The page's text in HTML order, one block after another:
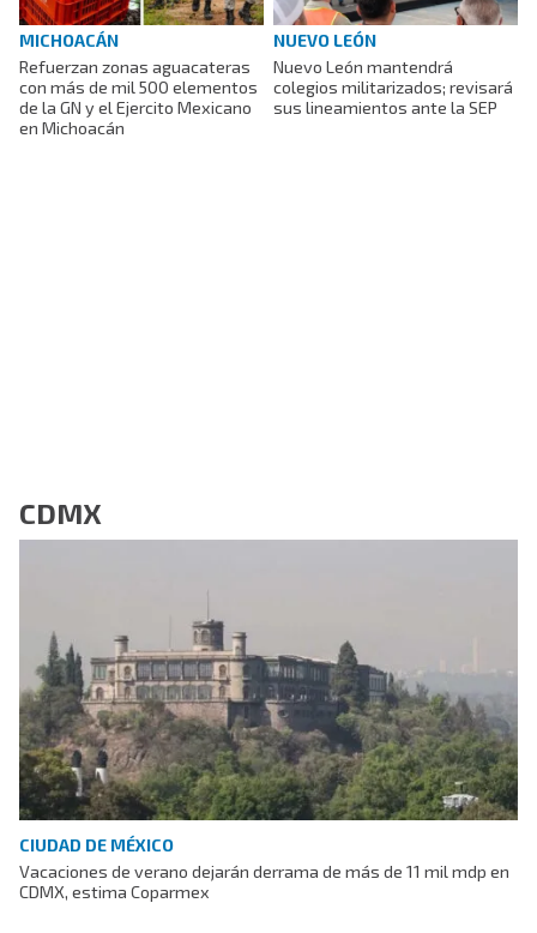
MICHOACÁN
Refuerzan zonas aguacateras
con más de mil 500 elementos
de la GN y el Ejercito Mexicano
en Michoacán
NUEVO LEÓN
Nuevo León mantendrá
colegios militarizados; revisará
sus lineamientos ante la SEP
CDMX
CIUDAD DE MÉXICO
Vacaciones de verano dejarán derrama de más de 11 mil mdp en
CDMX, estima Coparmex